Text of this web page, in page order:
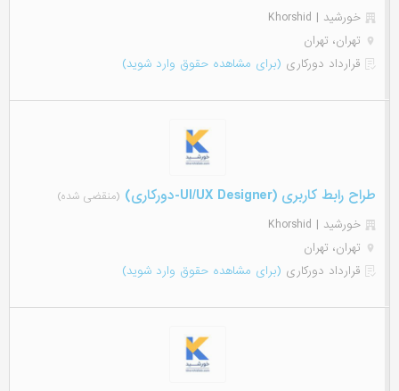
خورشید | Khorshid
تهران، تهران
قرارداد دورکاری (برای مشاهده حقوق وارد شوید)
طراح رابط کاربری (UI/UX Designer-دورکاری) (منقضی شده)
خورشید | Khorshid
تهران، تهران
قرارداد دورکاری (برای مشاهده حقوق وارد شوید)